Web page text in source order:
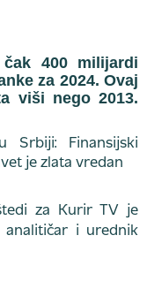
400 milijardi
za 2024. Ovaj
viši nego 2013.
za Kurir TV je
analitičar i urednik